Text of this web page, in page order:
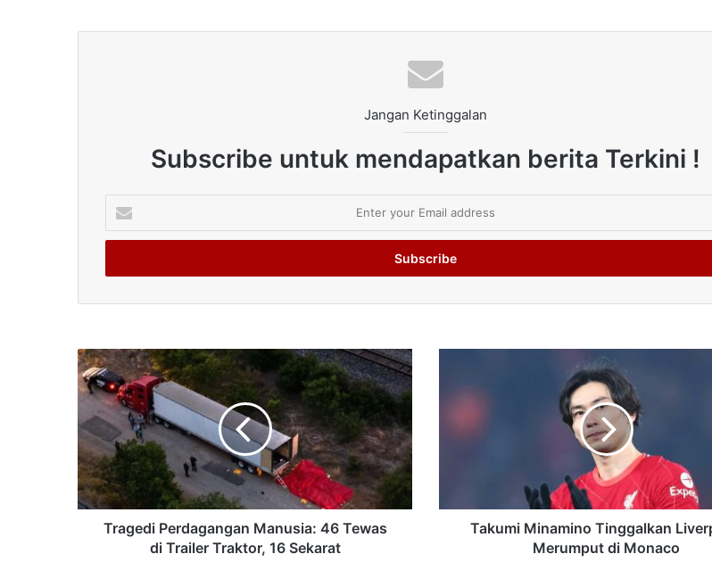
Jangan Ketinggalan
Subscribe untuk mendapatkan berita Terkini !
your
Email
Tragedi Perdagangan Manusia: 46 Tewas
di Trailer Traktor, 16 Sekarat
Takumi Minamino Tinggalkan
Merumput di Monaco